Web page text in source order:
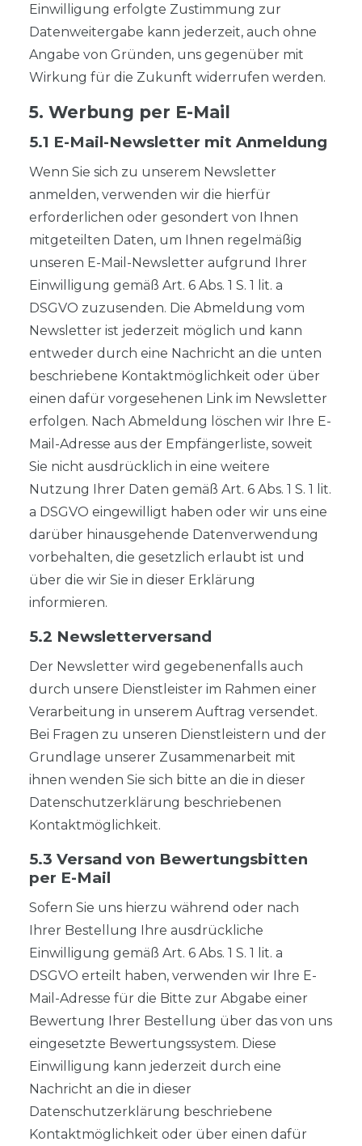
Einwilligung erfolgte Zustimmung zur
Datenweitergabe kann jederzeit, auch ohne
Angabe von Gründen, uns gegenüber mit
Wirkung für die Zukunft widerrufen werden.
5. Werbung per E-Mail
5.1 E-Mail-Newsletter mit Anmeldung
Wenn Sie sich zu unserem Newsletter
anmelden, verwenden wir die hierfür
erforderlichen oder gesondert von Ihnen
mitgeteilten Daten, um Ihnen regelmäßig
unseren E-Mail-Newsletter aufgrund Ihrer
Einwilligung gemäß Art. 6 Abs. 1 S. 1 lit. a
DSGVO zuzusenden. Die Abmeldung vom
Newsletter ist jederzeit möglich und kann
entweder durch eine Nachricht an die unten
beschriebene Kontaktmöglichkeit oder über
einen dafür vorgesehenen Link im Newsletter
erfolgen. Nach Abmeldung löschen wir Ihre E-
Mail-Adresse aus der Empfängerliste, soweit
Sie nicht ausdrücklich in eine weitere
Nutzung Ihrer Daten gemäß Art. 6 Abs. 1 S. 1 lit.
a DSGVO eingewilligt haben oder wir uns eine
darüber hinausgehende Datenverwendung
vorbehalten, die gesetzlich erlaubt ist und
über die wir Sie in dieser Erklärung
informieren.
5.2 Newsletterversand
Der Newsletter wird gegebenenfalls auch
durch unsere Dienstleister im Rahmen einer
Verarbeitung in unserem Auftrag versendet.
Bei Fragen zu unseren Dienstleistern und der
Grundlage unserer Zusammenarbeit mit
ihnen wenden Sie sich bitte an die in dieser
Datenschutzerklärung beschriebenen
Kontaktmöglichkeit.
5.3 Versand von Bewertungsbitten
per E-Mail
Sofern Sie uns hierzu während oder nach
Ihrer Bestellung Ihre ausdrückliche
Einwilligung gemäß Art. 6 Abs. 1 S. 1 lit. a
DSGVO erteilt haben, verwenden wir Ihre E-
Mail-Adresse für die Bitte zur Abgabe einer
Bewertung Ihrer Bestellung über das von uns
eingesetzte Bewertungssystem. Diese
Einwilligung kann jederzeit durch eine
Nachricht an die in dieser
Datenschutzerklärung beschriebene
Kontaktmöglichkeit oder über einen dafür